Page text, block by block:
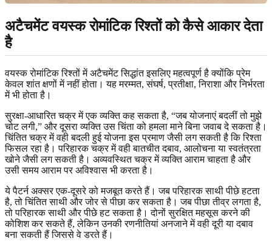
अटैचमेंट वयस्क रोमांटिक रिश्तों को कैसे आकार देता
है
वयस्क रोमांटिक रिश्तों में अटैचमेंट सिद्धांत इसलिए महत्वपूर्ण है क्योंकि प्रेम
केवल शांत क्षणों में नहीं होता। यह मरम्मत, संघर्ष, प्रतीक्षा, निराशा और निर्भरता
में भी होता है।
सुरक्षा-आधारित चक्र में एक व्यक्ति कह सकता है, “जब योजनाएं बदलीं तो मुझे
चोट लगी,” और दूसरा व्यक्ति उस चिंता को हमला माने बिना जवाब दे सकता है।
चिंतित चक्र में वही बदली हुई योजना इस प्रमाण जैसी लग सकती है कि रिश्ता
फिसल रहा है। परिहारक चक्र में वही बातचीत दबाव, आलोचना या स्वतंत्रता
खोने जैसी लग सकती है। अव्यवस्थित चक्र में व्यक्ति आराम चाहता है और
उसी समय आराम पर अविश्वास भी करता है।
ये पैटर्न अक्सर एक-दूसरे को मजबूत करते हैं। जब परिहारक साथी पीछे हटता
है, तो चिंतित साथी और जोर से पीछा कर सकता है। जब पीछा तीव्र लगता है,
तो परिहारक साथी और पीछे हट सकता है। दोनों सुरक्षित महसूस करने की
कोशिश कर सकते हैं, लेकिन उनकी रणनीतियां अनजाने में वही दूरी या दबाव
बना सकती हैं जिससे वे डरते हैं।